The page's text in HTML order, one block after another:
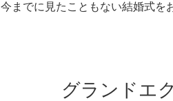
今までに見たこともない結婚式を
グランドエ